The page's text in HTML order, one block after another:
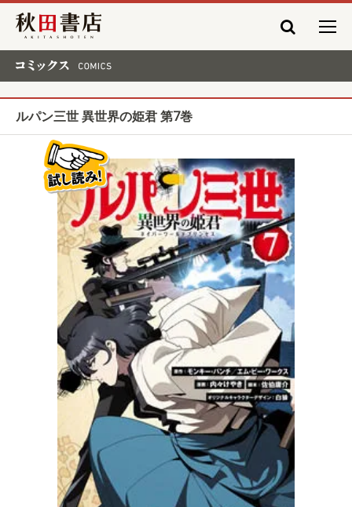
秋田書店
ルパン三世 異世界の姫君 第7巻